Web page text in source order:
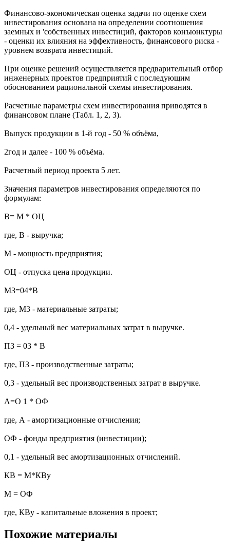
Финансово-экономическая оценка задачи по оценке схем
инвестирования основана на определении соотношения
заемных и 'собственных инвестиций, факторов конъюнктуры
- оценки их влияния на эффективность, финансового риска -
уровнем возврата инвестиций.
При оценке решений осуществляется предварительный отбор
инженерных проектов предприятий с последующим
обоснованием рациональной схемы инвестирования.
Расчетные параметры схем инвестирования приводятся в
финансовом плане (Табл. 1, 2, 3).
Выпуск продукции в 1-й год - 50 % объёма,
2год и далее - 100 % объёма.
Расчетный период проекта 5 лет.
Значения параметров инвестирования определяются по
формулам:
В= М * ОЦ
где, В - выручка;
М - мощность предприятия;
ОЦ - отпуска цена продукции.
МЗ=04*В
где, М3 - материальные затраты;
0,4 - удельный вес материальных затрат в выручке.
ПЗ = 03 * В
где, ПЗ - производственные затраты;
0,3 - удельный вес производственных затрат в выручке.
А=О 1 * ОФ
где, А - амортизационные отчисления;
ОФ - фонды предприятия (инвестиции);
0,1 - удельный вес амортизационных отчислений.
КВ = М*КВу
М = ОФ
где, КВу - капитальные вложения в проект;
Похожие материалы